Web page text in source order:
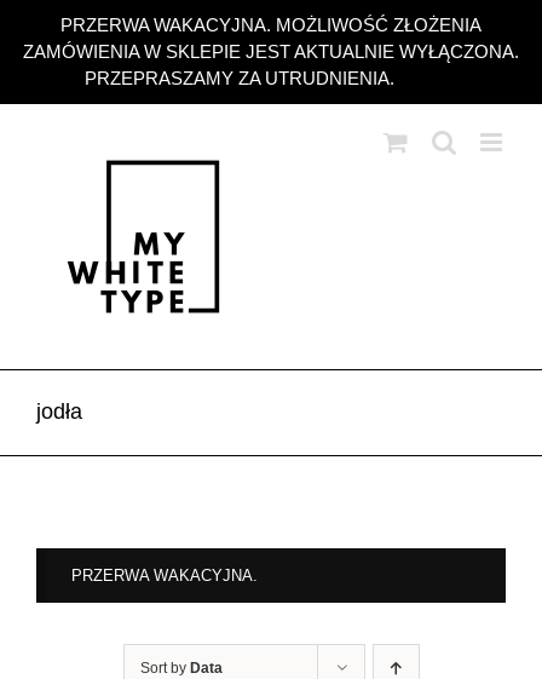
PRZERWA WAKACYJNA. MOŻLIWOŚĆ ZŁOŻENIA
ZAMÓWIENIA W SKLEPIE JEST AKTUALNIE WYŁĄCZONA.
PRZEPRASZAMY ZA UTRUDNIENIA.
zawartości
jodła
PRZERWA WAKACYJNA.
Sort by Data